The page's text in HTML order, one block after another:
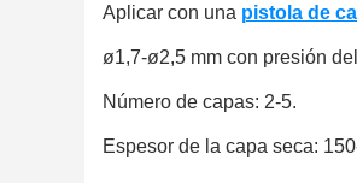
Aplicar con una pistola de
ø1,7-ø2,5 mm con presión
Número de capas: 2-5.
Espesor de la capa seca: